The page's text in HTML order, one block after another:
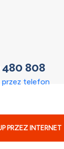
480 808
przez telefon
PRZEZ INTERNET